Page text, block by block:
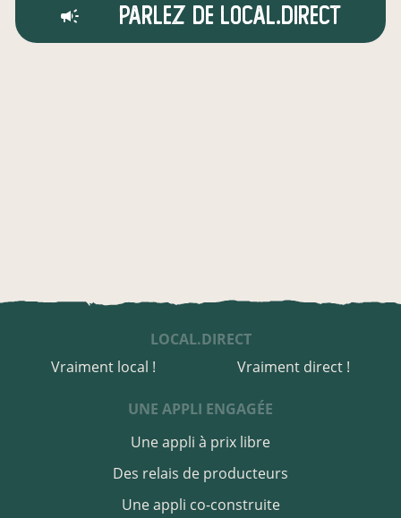
Parlez de local.direct
LOCAL.DIRECT
Vraiment local !
Vraiment direct !
UNE APPLI ENGAGÉE
Une appli à prix libre
Des relais de producteurs
Une appli co-construite